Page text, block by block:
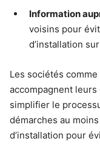
Information
voisins pour
d’installation
Les sociétés comme
accompagnent
simplifier le
démarches au
d’installation pour